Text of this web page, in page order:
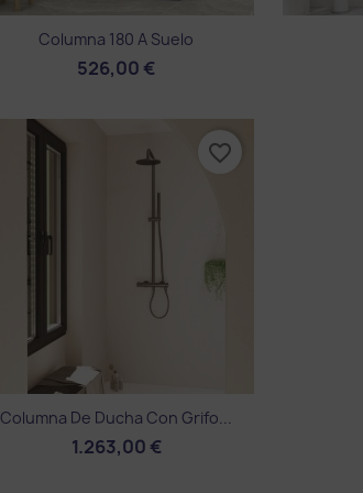
Columna 180 A Suelo
526,00 €
Vista rápida
Columna De Ducha Con Grifo...
1.263,00 €
Vista rápida
favorite_border